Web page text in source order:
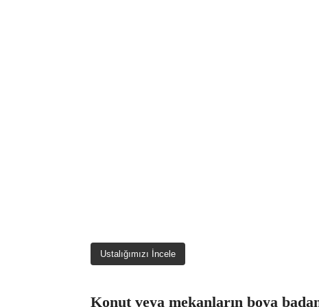
Ustalığımızı İncele
Konut veya mekanların boya